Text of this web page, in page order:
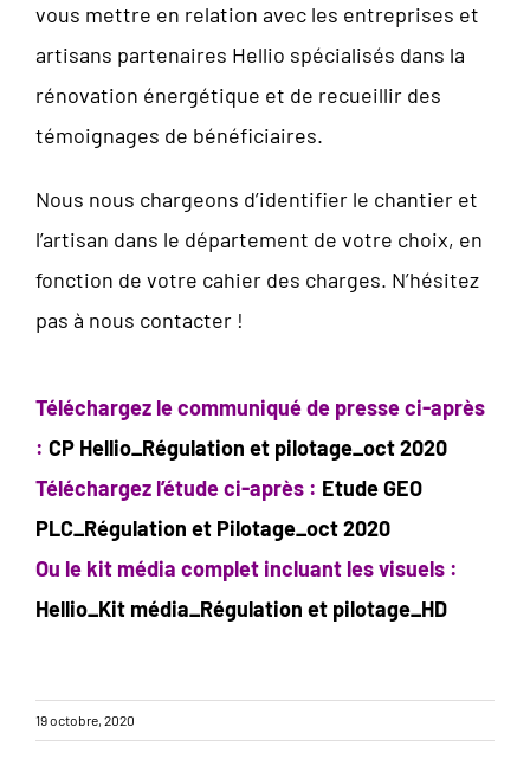
vous mettre en relation avec les entreprises et
artisans partenaires Hellio spécialisés dans la
rénovation énergétique et de recueillir des
témoignages de bénéficiaires.
Nous nous chargeons d’identifier le chantier et
l’artisan dans le département de votre choix, en
fonction de votre cahier des charges. N’hésitez
pas à nous contacter !
Téléchargez le communiqué de presse ci-après
: CP Hellio_Régulation et pilotage_oct 2020
Téléchargez l’étude ci-après : Etude GEO
PLC_Régulation et Pilotage_oct 2020
Ou le kit média complet incluant les visuels :
Hellio_Kit média_Régulation et pilotage_HD
19 octobre, 2020